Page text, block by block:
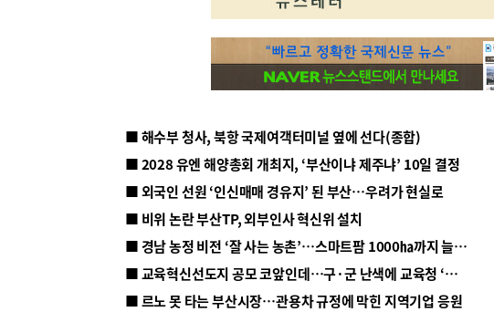
■ 해수부 청사, 북항 국제여객터미널 옆에 선다(종합)
■ 2028 유엔 해양총회 개최지, ‘부산이냐 제주냐’ 10일 결정
■ 외국인 선원 ‘인신매매 경유지’ 된 부산…우려가 현실로
■ 비위 논란 부산TP, 외부인사 혁신위 설치
■ 경남 농정 비전 ‘잘 사는 농촌’…스마트팜 1000㏊까지 늘린다
■ 교육혁신선도지 공모 코앞인데…구·군 난색에 교육청 ‘쩔쩔’
■ 르노 못 타는 부산시장…관용차 규정에 막힌 지역기업 응원